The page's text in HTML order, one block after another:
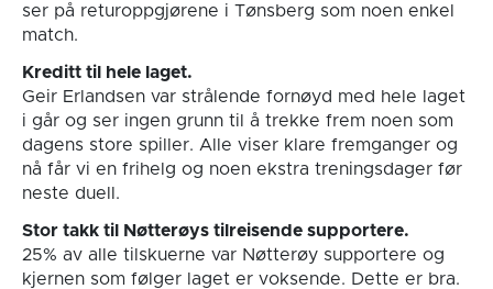
ser på returoppgjørene i Tønsberg som noen enkel
match.
Kreditt til hele laget.
Geir Erlandsen var strålende fornøyd med hele laget
i går og ser ingen grunn til å trekke frem noen som
dagens store spiller. Alle viser klare fremganger og
nå får vi en frihelg og noen ekstra treningsdager før
neste duell.
Stor takk til Nøtterøys tilreisende supportere.
25% av alle tilskuerne var Nøtterøy supportere og
kjernen som følger laget er voksende. Dette er bra.